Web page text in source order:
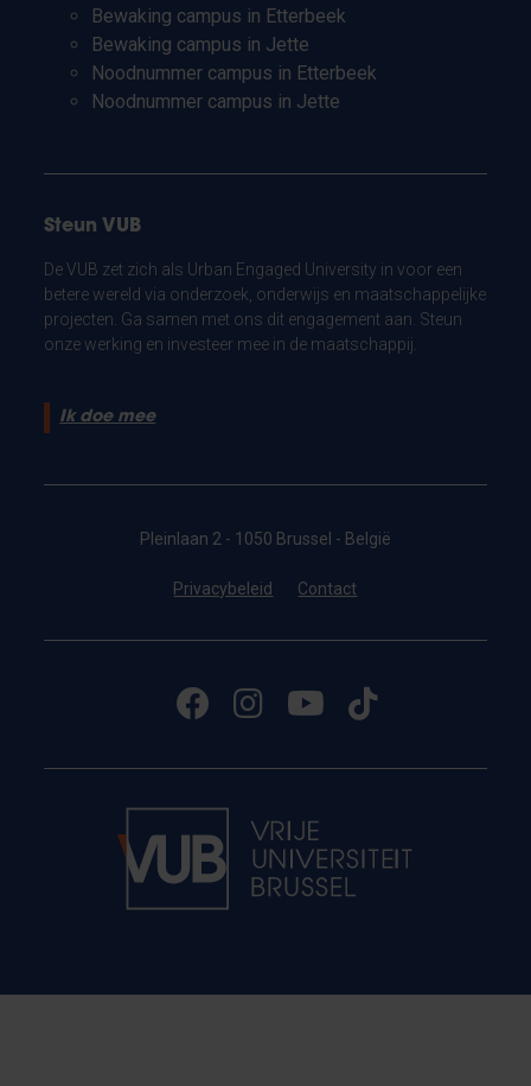
Bewaking campus in Etterbeek
Bewaking campus in Jette
Noodnummer campus in Etterbeek
Noodnummer campus in Jette
Steun VUB
De VUB zet zich als Urban Engaged University in voor een
betere wereld via onderzoek, onderwijs en maatschappelijke
projecten. Ga samen met ons dit engagement aan. Steun
onze werking en investeer mee in de maatschappij.
Ik doe mee
Pleinlaan 2 - 1050 Brussel - België
Privacybeleid Contact